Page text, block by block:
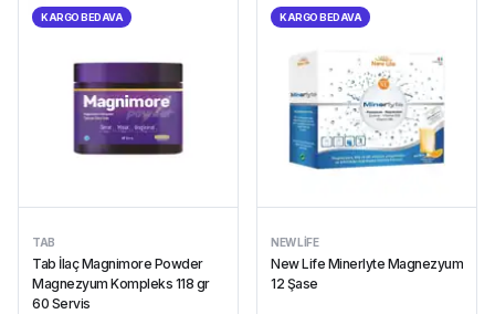
KARGO BEDAVA
TAB
Tab İlaç Magnimore Powder
Magnezyum Kompleks 118 gr
60 Servis
KARGO BEDAVA
NEW LIFE
New Life Minerlyte Magnezyum
12 Şase